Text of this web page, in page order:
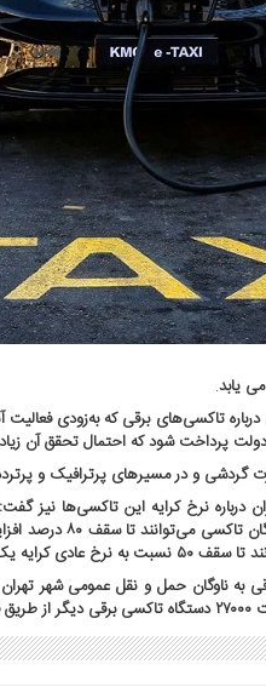
.
تاکسی‌های برقی که به‌زودی
دولت پرداخت شود که احتمال تحقق آن
گردشی و در مسیرهای پرترافیک و
درباره نرخ کرایه این تاکسی‌ها نیز
خودروی لوکس به
کرایه داشته باشند.
تاکسی برقی به ناوگان حمل و نقل عمومی